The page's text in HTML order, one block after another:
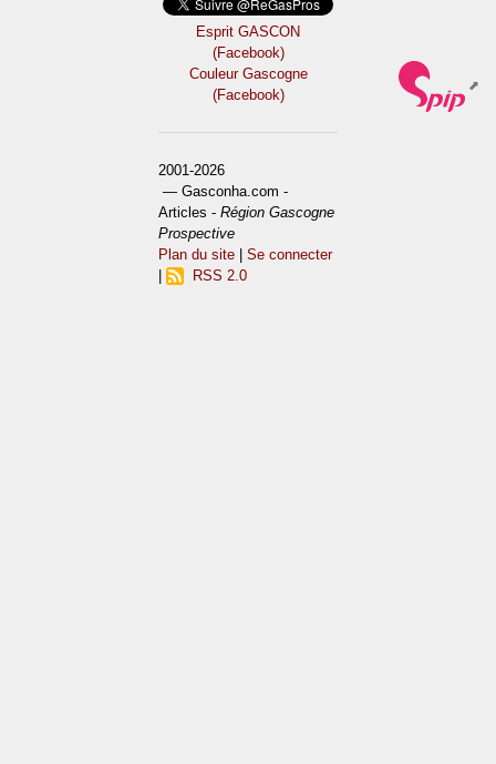
Esprit GASCON
(Facebook)
Couleur Gascogne
(Facebook)
2001-2026
— Gasconha.com -
Articles -Région Gascogne
Prospective
Plan du site |Se connecter
RSS 2.0